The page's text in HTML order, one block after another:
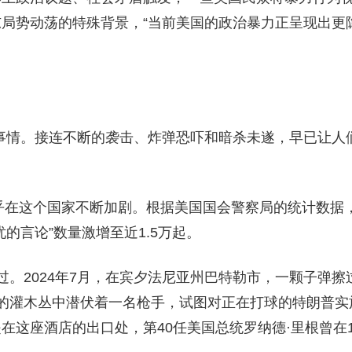
势动荡的特殊背景，“当前美国的政治暴力正呈现出
。接连不断的袭击、炸弹恐吓和暗杀未遂，早已让人
这个国家不断加剧。根据美国国会警察局的统计数据
言论”数量激增至近1.5万起。
。2024年7月，在宾夕法尼亚州巴特勒市，一颗子弹擦
木丛中潜伏着一名枪手，试图对正在打球的特朗普
座酒店的出口处，第40任美国总统罗纳德·里根曾在